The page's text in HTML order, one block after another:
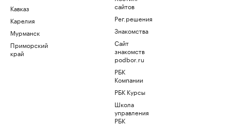
Кавказ
Карелия
Мурманск
Приморский
край
сайтов
Рег.решения
Знакомства
Сайт
знакомств
podbor.ru
РБК
Компании
РБК Курсы
Школа
управления
РБК